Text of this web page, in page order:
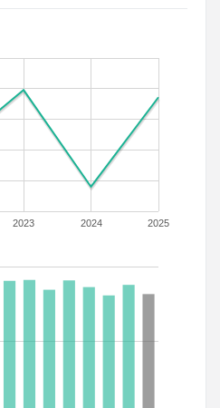
2023 2024 2025